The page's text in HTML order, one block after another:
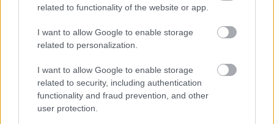
related to functionality of the website or app.
I want to allow Google to enable storage
related to personalization.
I want to allow Google to enable storage
related to security, including authentication
functionality and fraud prevention, and other
user protection.
Adja meg keresztnevét:
meg e-mail címét: